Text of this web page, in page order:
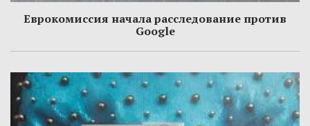
Еврокомиссия начала расследование против
Google